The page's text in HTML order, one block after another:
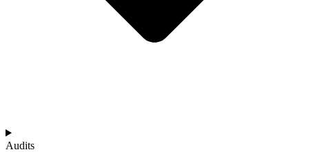
Audits